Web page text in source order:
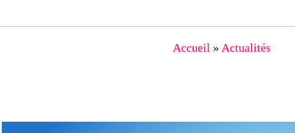
Accueil » Actualités